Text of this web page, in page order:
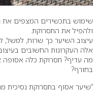
שימוש בתכשירים המצפים
ולהפיל את התסרוקת.
עיצוב השיער כך שרוח, למשל,
אלה העקרונות החשובים
מה עדיף? תסרוקת כלה
בחורף?
“שיער אסוף בתסרוקת נסיכית